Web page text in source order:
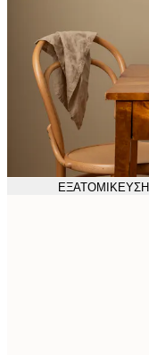
ΕΞΑΤΟΜΊΚΕΥΣΗ